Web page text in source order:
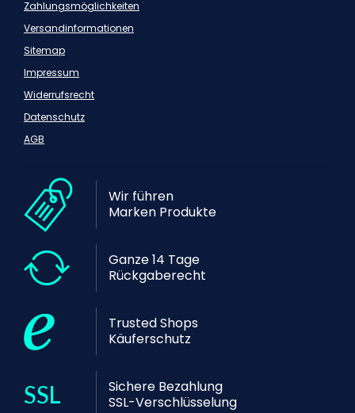
Zahlungsmöglichkeiten
Versandinformationen
Sitemap
Impressum
Widerrufsrecht
Datenschutz
AGB
Wir führen
Marken Produkte
Ganze 14 Tage
Rückgaberecht
Trusted Shops
Käuferschutz
Sichere Bezahlung
SSL-Verschlüsselung